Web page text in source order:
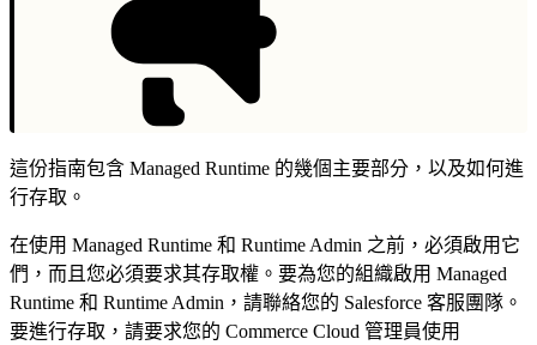
這份指南包含 Managed Runtime 的幾個主要部分，以及如何進
行存取。
在使用 Managed Runtime 和 Runtime Admin 之前，必須啟用它
們，而且您必須要求其存取權。要為您的組織啟用 Managed
Runtime 和 Runtime Admin，請聯絡您的 Salesforce 客服團隊。
要進行存取，請要求您的 Commerce Cloud 管理員使用